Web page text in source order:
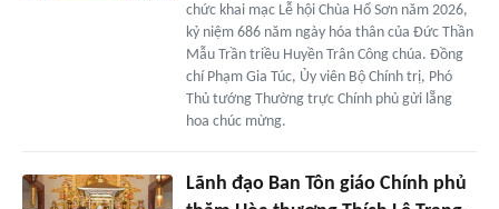
chức khai mạc Lễ hội Chùa Hổ Sơn năm 2026,
kỷ niệm 686 năm ngày hóa thân của Đức Thần
Mẫu Trần triều Huyền Trân Công chúa. Đồng
chí Phạm Gia Túc, Ủy viên Bộ Chính trị, Phó
Thủ tướng Thường trực Chính phủ gửi lẵng
hoa chúc mừng.
Lãnh đạo Ban Tôn giáo Chính phủ